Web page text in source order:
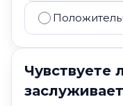
Чувствуете